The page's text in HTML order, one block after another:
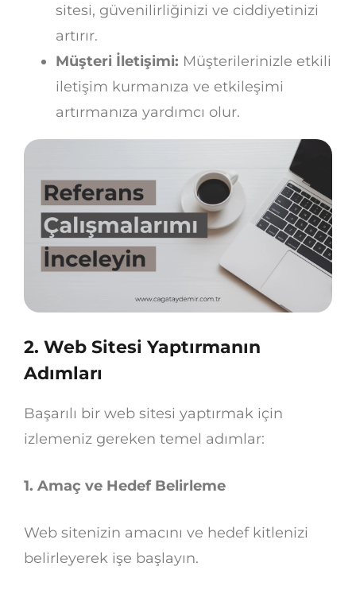
sitesi, güvenilirliğinizi ve ciddiyetinizi
artırır.
Müşteri İletişimi: Müşterilerinizle etkili
iletişim kurmanıza ve etkileşimi
artırmanıza yardımcı olur.
2. Web Sitesi Yaptırmanın
Adımları
Başarılı bir web sitesi yaptırmak için
izlemeniz gereken temel adımlar:
1. Amaç ve Hedef Belirleme
Web sitenizin amacını ve hedef kitlenizi
belirleyerek işe başlayın.